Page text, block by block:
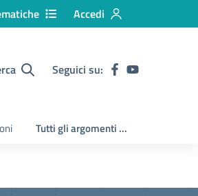
Accedi
Seguici su:
Tutti gli argomenti ...